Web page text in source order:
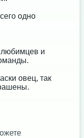
одно
любимцев и
овец, так